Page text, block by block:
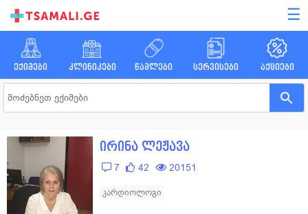
☰
ექიმები კლინიკები წამლები სერვისები აქციები
ირინა ლეჟავა
7 42 20151
კარდიოლოგი